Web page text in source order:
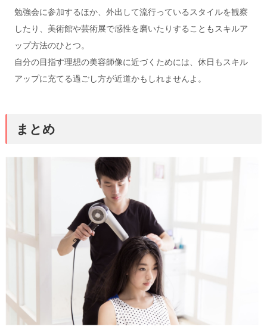
勉強会に参加するほか、外出して流行っているスタイルを観察
したり、美術館や芸術展で感性を磨いたりすることもスキルア
ップ方法のひとつ。
自分の目指す理想の美容師像に近づくためには、休日もスキル
アップに充てる過ごし方が近道かもしれませんよ。
まとめ